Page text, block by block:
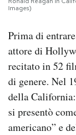
Images)
Prima di
attore di
recitato in 52
di genere. Nel
della
si presentò
americano” e